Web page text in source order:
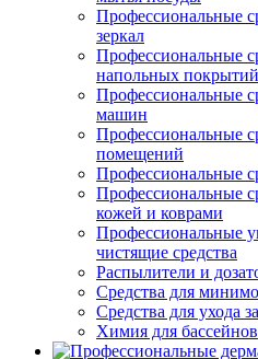
Профессиональные
зеркал
Профессиональные
напольных покрытий
Профессиональные
машин
Профессиональные
помещений
Профессиональные
Профессиональные
кожей и коврами
Профессиональные
чистящие средства
Распылители и
Средства для
Средства для ухода
Химия для бассейнов